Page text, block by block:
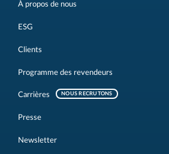
À propos de nous
ESG
Clients
Programme des revendeurs
Carrières NOUS RECRUTONS
Presse
Newsletter